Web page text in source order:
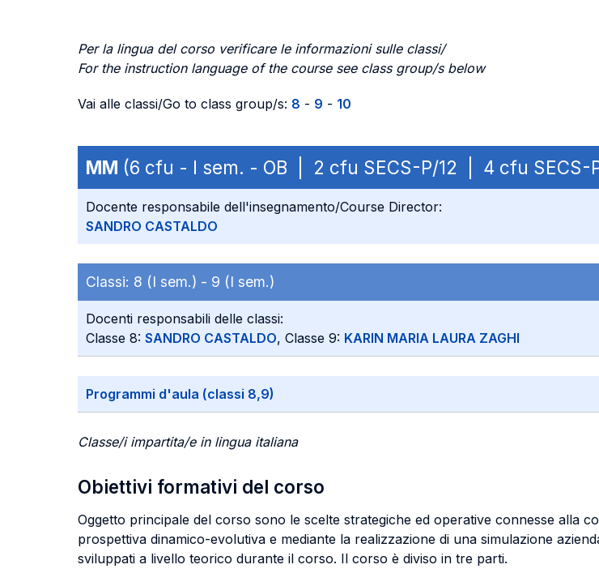
Per la lingua del corso verificare le informazioni sulle classi/
For the instruction language of the course see class group/s below
Vai alle classi/Go to class group/s: 8 - 9 - 10
MM (6 cfu - I sem. - OB | 2 cfu SECS-P/12 | 4 cfu SECS-
Docente responsabile dell'insegnamento/Course Director:
SANDRO CASTALDO
Classi: 8 (I sem.) - 9 (I sem.)
Docenti responsabili delle classi:
Classe 8: SANDRO CASTALDO, Classe 9: KARIN MARIA LAURA ZAGHI
Programmi d'aula (classi 8,9)
Classe/i impartita/e in lingua italiana
Obiettivi formativi del corso
Oggetto principale del corso sono le scelte strategiche ed operative connesse alla
prospettiva dinamico-evolutiva e mediante la realizzazione di una simulazione
sviluppati a livello teorico durante il corso. Il corso è diviso in tre parti.